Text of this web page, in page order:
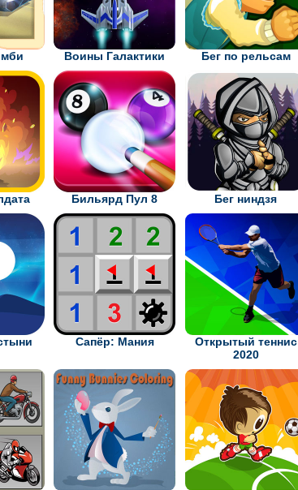
Воины Галактики Бег по рельсам
Бильярд Пул 8 Бег ниндзя
Сапёр: Мания
Открытый теннис
2020